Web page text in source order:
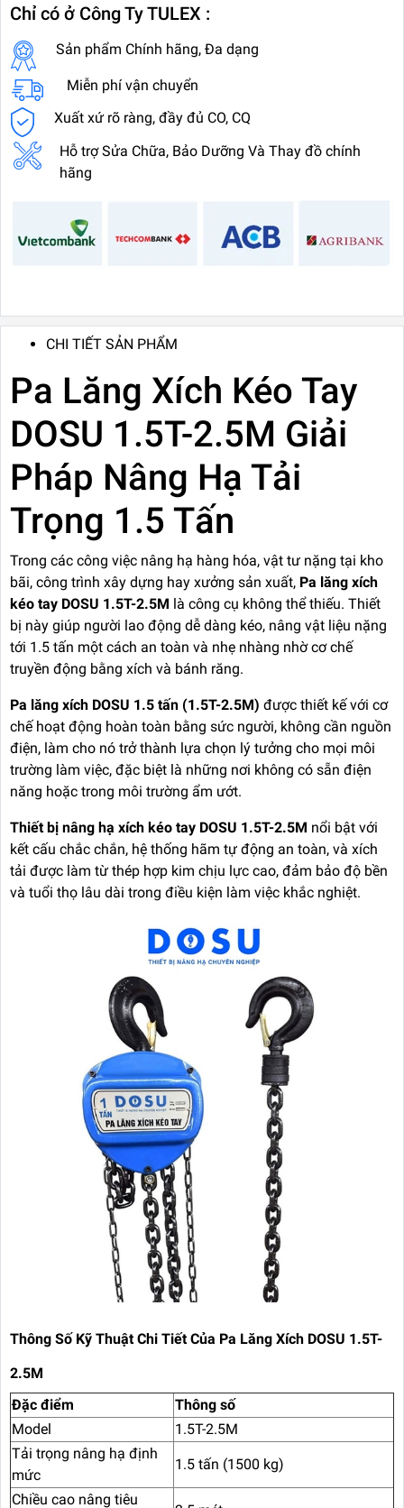
Chỉ có ở Công Ty TULEX :
Sản phẩm Chính hãng, Đa dạng
Miễn phí vận chuyển
Xuất xứ rõ ràng, đầy đủ CO, CQ
Hỗ trợ Sửa Chữa, Bảo Dưỡng Và Thay đồ chính
hãng
CHI TIẾT SẢN PHẨM
Pa Lăng Xích Kéo Tay
DOSU 1.5T-2.5M Giải
Pháp Nâng Hạ Tải
Trọng 1.5 Tấn
Trong các công việc nâng hạ hàng hóa, vật tư nặng tại kho
bãi, công trình xây dựng hay xưởng sản xuất, Pa lăng xích
kéo tay DOSU 1.5T-2.5M là công cụ không thể thiếu. Thiết
bị này giúp người lao động dễ dàng kéo, nâng vật liệu nặng
tới 1.5 tấn một cách an toàn và nhẹ nhàng nhờ cơ chế
truyền động bằng xích và bánh răng.
Pa lăng xích DOSU 1.5 tấn (1.5T-2.5M) được thiết kế với cơ
chế hoạt động hoàn toàn bằng sức người, không cần nguồn
điện, làm cho nó trở thành lựa chọn lý tưởng cho mọi môi
trường làm việc, đặc biệt là những nơi không có sẵn điện
năng hoặc trong môi trường ẩm ướt.
Thiết bị nâng hạ xích kéo tay DOSU 1.5T-2.5M nổi bật với
kết cấu chắc chắn, hệ thống hãm tự động an toàn, và xích
tải được làm từ thép hợp kim chịu lực cao, đảm bảo độ bền
và tuổi thọ lâu dài trong điều kiện làm việc khắc nghiệt.
Thông Số Kỹ Thuật Chi Tiết Của Pa Lăng Xích DOSU 1.5T-
2.5M
Đặc điểm
Thông số
Model
1.5T-2.5M
Tải trọng nâng hạ định
mức
1.5 tấn (1500 kg)
Chiều cao nâng tiêu